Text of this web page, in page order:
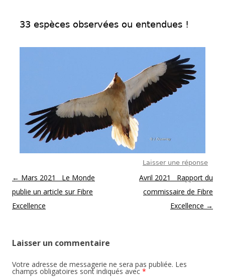
33 espèces observées ou entendues !
Laisser une réponse
Post navigation
← Mars 2021 Le Monde
publie un article sur Fibre
Excellence
Avril 2021 Rapport du
commissaire de Fibre
Excellence →
Laisser un commentaire
Votre adresse de messagerie ne sera pas publiée. Les
champs obligatoires sont indiqués avec *